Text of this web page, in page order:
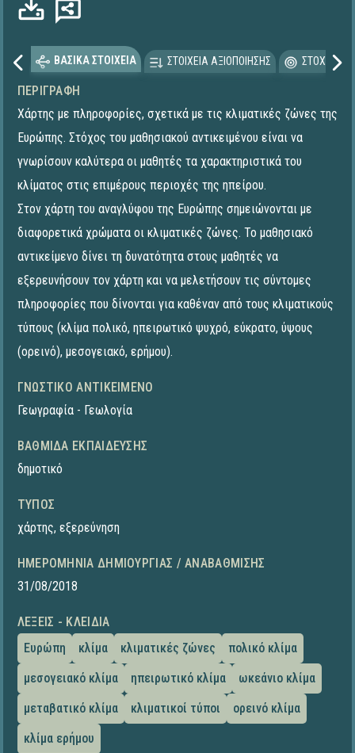
ΒΑΣΙΚΑ ΣΤΟΙΧΕΙΑ ΣΤΟΙΧΕΙΑ ΑΞΙΟΠΟΙΗΣΗΣ
ΠΕΡΙΓΡΑΦΉ
Χάρτης με πληροφορίες, σχετικά με τις κλιματικές ζώνες της
Ευρώπης. Στόχος του μαθησιακού αντικειμένου είναι να
γνωρίσουν καλύτερα οι μαθητές τα χαρακτηριστικά του
κλίματος στις επιμέρους περιοχές της ηπείρου.
Στον χάρτη του αναγλύφου της Ευρώπης σημειώνονται με
διαφορετικά χρώματα οι κλιματικές ζώνες. Το μαθησιακό
αντικείμενο δίνει τη δυνατότητα στους μαθητές να
εξερευνήσουν τον χάρτη και να μελετήσουν τις σύντομες
πληροφορίες που δίνονται για καθέναν από τους κλιματικούς
τύπους (κλίμα πολικό, ηπειρωτικό ψυχρό, εύκρατο, ύψους
(ορεινό), μεσογειακό, ερήμου).
ΓΝΩΣΤΙΚΌ ΑΝΤΙΚΕΊΜΕΝΟ
Γεωγραφία - Γεωλογία
ΒΑΘΜΊΔΑ ΕΚΠΑΊΔΕΥΣΗΣ
δημοτικό
ΤΎΠΟΣ
χάρτης, εξερεύνηση
ΗΜΕΡΟΜΗΝΊΑ ΔΗΜΙΟΥΡΓΊΑΣ / ΑΝΑΒΆΘΜΙΣΗΣ
31/08/2018
ΛΈΞΕΙΣ - ΚΛΕΙΔΙΆ
Ευρώπη
κλίμα κλιματικές ζώνες
πολικό κλίμα
μεσογειακό κλίμα
ηπειρωτικό κλίμα
ωκεάνιο κλίμα
μεταβατικό κλίμα
κλιματικοί τύποι
ορεινό κλίμα
κλίμα ερήμου